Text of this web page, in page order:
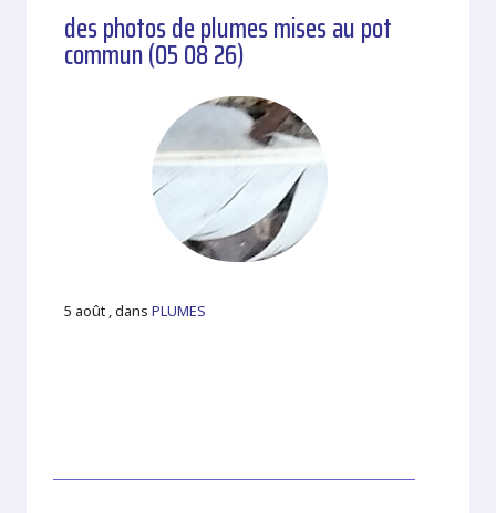
des photos de plumes mises au pot
commun (05 08 26)
5 août , dansPLUMES